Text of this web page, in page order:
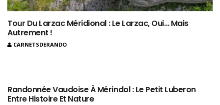
Tour Du Larzac Méridional : Le Larzac, Oui… Mais
Autrement !
CARNETSDERANDO
Randonnée Vaudoise À Mérindol : Le Petit Luberon
Entre Histoire Et Nature